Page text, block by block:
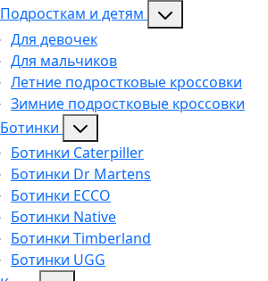
Подросткам и детям
Для девочек
Для мальчиков
Летние подростковые кроссовки
Зимние подростковые кроссовки
Ботинки
Ботинки Caterpiller
Ботинки Dr Martens
Ботинки ECCO
Ботинки Native
Ботинки Timberland
Ботинки UGG